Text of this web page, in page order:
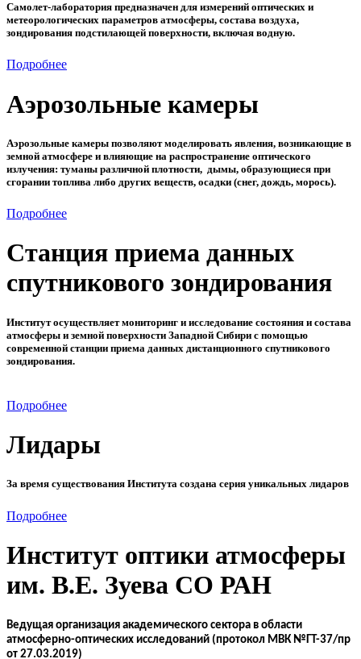
Самолет-лаборатория предназначен для измерений оптических и
метеорологических параметров атмосферы, состава воздуха,
зондирования подстилающей поверхности, включая водную.
Подробнее
Аэрозольные камеры
Аэрозольные камеры позволяют моделировать явления, возникающие в
земной атмосфере и влияющие на распространение оптического
излучения: туманы различной плотности, дымы, образующиеся при
сгорании топлива либо других веществ, осадки (снег, дождь, морось).
Подробнее
Станция приема данных
спутникового зондирования
Институт осуществляет мониторинг и исследование состояния и состава
атмосферы и земной поверхности Западной Сибири с помощью
современной станции приема данных дистанционного спутникового
зондирования.
Подробнее
Лидары
За время существования Института создана серия уникальных лидаров
Подробнее
Институт оптики атмосферы
им. В.Е. Зуева СО РАН
Ведущая организация академического сектора в области
атмосферно-оптических исследований (протокол МВК №ГТ-37/пр
от 27.03.2019)